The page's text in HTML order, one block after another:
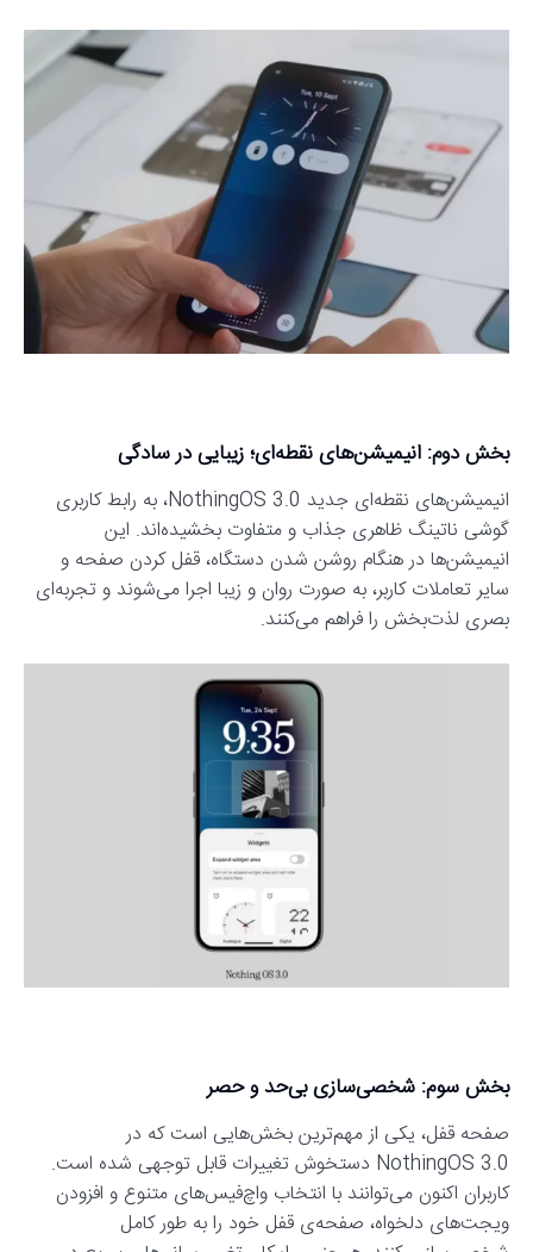
بخش دوم: انیمیشن‌های نقطه‌ای؛ زیبایی در سادگی
انیمیشن‌های نقطه‌ای جدید NothingOS 3.0، به رابط کاربری
گوشی ناتینگ ظاهری جذاب و متفاوت بخشیده‌اند. این
انیمیشن‌ها در هنگام روشن شدن دستگاه، قفل کردن صفحه و
سایر تعاملات کاربر، به صورت روان و زیبا اجرا می‌شوند و تجربه‌ای
بصری لذت‌بخش را فراهم می‌کنند.
بخش سوم: شخصی‌سازی بی‌حد و حصر
صفحه قفل، یکی از مهم‌ترین بخش‌هایی است که در
NothingOS 3.0 دستخوش تغییرات قابل توجهی شده است.
کاربران اکنون می‌توانند با انتخاب واچ‌فیس‌های متنوع و افزودن
ویجت‌های دلخواه، صفحه‌ی قفل خود را به طور کامل